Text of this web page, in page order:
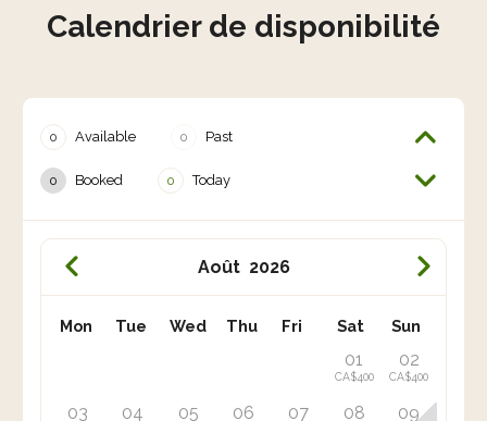
Calendrier de disponibilité
0 Available 0 Past
0 Booked 0 Today
Août 2026
Mon Tue Wed Thu Fri Sat Sun
01
CA$400
02
CA$400
03 04 05 06 07 08 09